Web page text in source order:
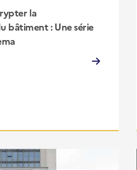
la
bâtiment : Une série